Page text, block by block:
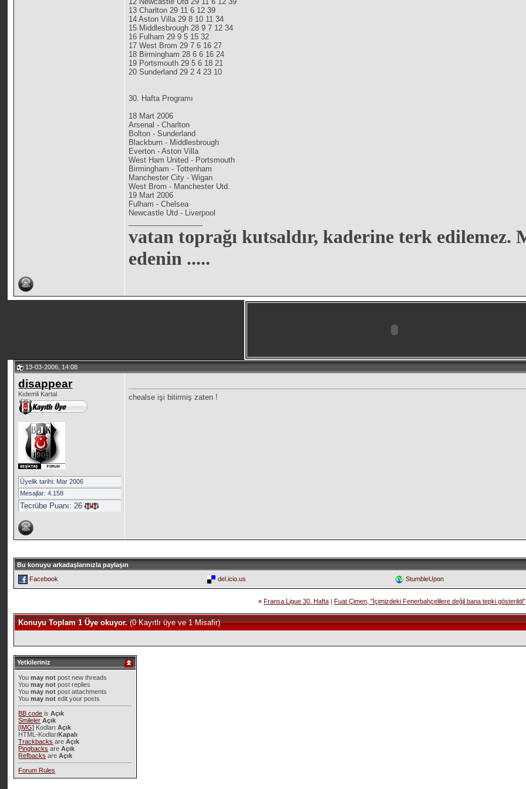
13 Charlton 29 11 6 12 39
14 Aston Villa 29 8 10 11 34
15 Middlesbrough 28 9 7 12 34
16 Fulham 29 9 5 15 32
17 West Brom 29 7 6 16 27
18 Birmingham 28 6 6 16 24
19 Portsmouth 29 5 6 18 21
20 Sunderland 29 2 4 23 10
30. Hafta Programı
18 Mart 2006
Arsenal - Charlton
Bolton - Sunderland
Blackburn - Middlesbrough
Everton - Aston Villa
West Ham United - Portsmouth
Birmingham - Tottenham
Manchester City - Wigan
West Brom - Manchester Utd.
19 Mart 2006
Fulham - Chelsea
Newcastle Utd - Liverpool
vatan toprağı kutsaldır, kaderine terk
edenin .....
13-03-2006, 14:08
disappear
Kıdemli Kartal
Üyelik tarihi: Mar 2006
Mesajlar: 4.158
Tecrübe Puanı:26
chealse işi bitirmiş zaten !
Bu konuyu arkadaşlarınızla paylaşın
Facebook
del.icio.us StumbleUpon
« Fransa Ligue 30. Hafta| Fuat Çimen, "İçimizdeki Fenerbahçelilere değil bana tepki gösterildi"
Konuyu Toplam 1 Üye okuyor.(0 Kayıtlı üye ve 1 Misafir)
Yetkileriniz
Youmay not post new threads
Youmay not post replies
Youmay not post attachments
Youmay not edit your posts
BB code isAçık
Smileler Açık
[IMG] KodlarıAçık
HTML-KodlarıKapalı
Trackbacks areAçık
Pingbacks areAçık
Refbacks areAçık
Forum Rules